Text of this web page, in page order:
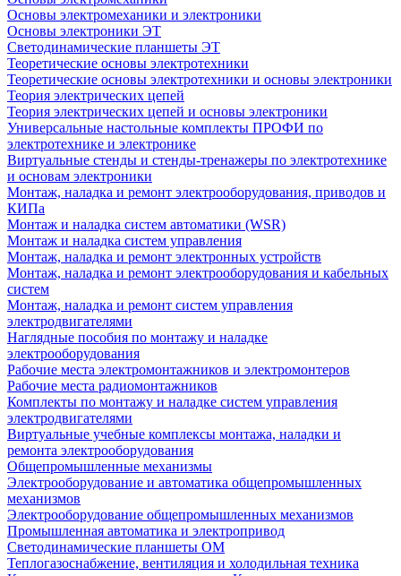
Основы электромеханики и электроники
Основы электроники ЭТ
Светодинамические планшеты ЭТ
Теоретические основы электротехники
Теоретические основы электротехники и основы электроники
Теория электрических цепей
Теория электрических цепей и основы электроники
Универсальные настольные комплекты ПРОФИ по
электротехнике и электронике
Виртуальные стенды и стенды-тренажеры по электротехнике
и основам электроники
Монтаж, наладка и ремонт электрооборудования, приводов и
КИПа
Монтаж и наладка систем автоматики (WSR)
Монтаж и наладка систем управления
Монтаж, наладка и ремонт электронных устройств
Монтаж, наладка и ремонт электрооборудования и кабельных
систем
Монтаж, наладка и ремонт систем управления
электродвигателями
Наглядные пособия по монтажу и наладке
электрооборудования
Рабочие места электромонтажников и электромонтеров
Рабочие места радиомонтажников
Комплекты по монтажу и наладке систем управления
электродвигателями
Виртуальные учебные комплексы монтажа, наладки и
ремонта электрооборудования
Общепромышленные механизмы
Электрооборудование и автоматика общепромышленных
механизмов
Электрооборудование общепромышленных механизмов
Промышленная автоматика и электропривод
Светодинамические планшеты ОМ
Теплогазоснабжение, вентиляция и холодильная техника